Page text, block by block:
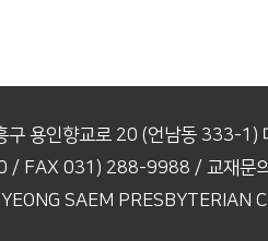
구 용인향교로 20 (언남동 333-1)
/ FAX 031) 288-9988 / 교재문
SAEM PRESBYTERIAN